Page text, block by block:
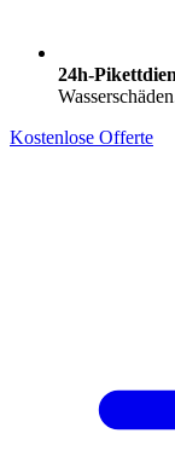
24h-
Kostenlose Offerte